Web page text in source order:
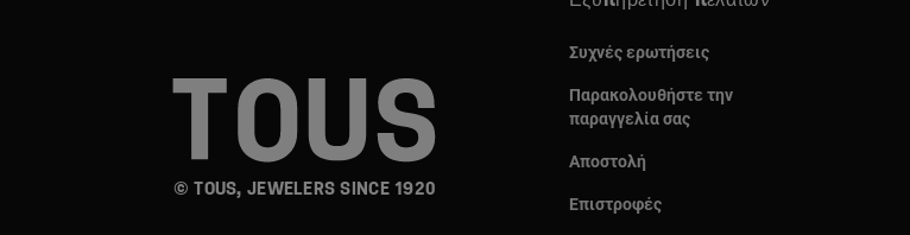
© TOUS, JEWELERS SINCE 1920
Συχνές ερωτήσεις
Παρακολουθήστε την
παραγγελία σας
Αποστολή
Επιστροφές